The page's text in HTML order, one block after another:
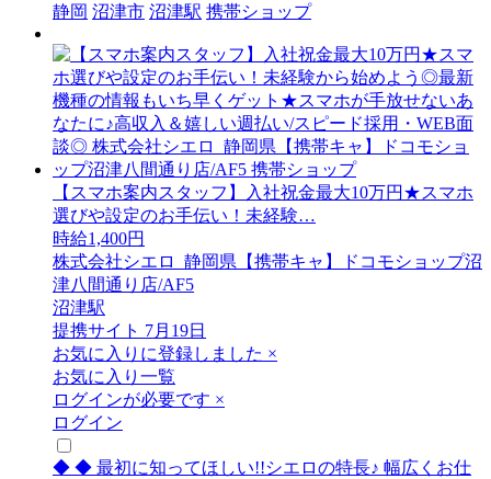
静岡 沼津市 沼津駅 携帯ショップ
【スマホ案内スタッフ】入社祝金最大10万円★スマホ
選びや設定のお手伝い！未経験…
時給1,400円
株式会社シエロ_静岡県【携帯キャ】ドコモショップ沼
津八間通り店/AF5
沼津駅
提携サイト 7月19日
お気に入りに登録しました ×
お気に入り一覧
ログインが必要です ×
ログイン
◆ ◆ 最初に知ってほしい!!シエロの特長♪ 幅広くお仕